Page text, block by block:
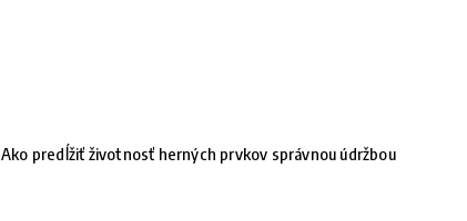
Ako predĺžiť životnosť herných prvkov správnou údržbou